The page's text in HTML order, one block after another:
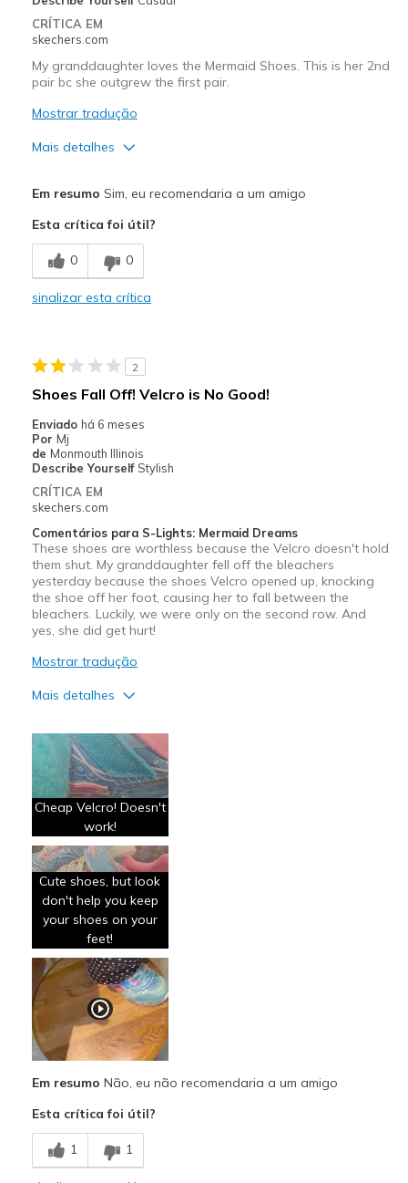
Sizing
View On Shoes
CRÍTICA EM
skechers.com
My granddaughter loves the Mermaid Shoes. This is her 2nd
pair bc she outgrew the first pair.
Mostrar tradução
Mais detalhes
Comfortable
Stylish
View On Shoes
Em resumo Sim, eu recomendaria a um amigo
Esta crítica foi útil?
0 0
sinalizar esta crítica
2
Shoes Fall Off! Velcro is No Good!
Enviado há 6 meses
Por Mj
de Monmouth Illinois
Describe Yourself Stylish
CRÍTICA EM
skechers.com
Comentários para S-Lights: Mermaid Dreams
These shoes are worthless because the Velcro doesn't hold
them shut. My granddaughter fell off the bleachers
yesterday because the shoes Velcro opened up, knocking
the shoe off her foot, causing her to fall between the
bleachers. Luckily, we were only on the second row. And
yes, she did get hurt!
Mostrar tradução
Mais detalhes
Attractive Design
Comfortable
Granddaughter loves them!
Stylish
Very Cute!
Poor Quality
Velcro doesn't hold!
Velcro is worthless!
Wear Out Quickly
Casual Wear
Going Out
Cheap Velcro! Doesn't
work!
Cute shoes, but look
don't help you keep
your shoes on your
feet!
Em resumo Não, eu não recomendaria a um amigo
Esta crítica foi útil?
1 1